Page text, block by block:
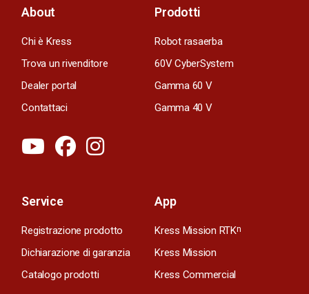
About
Chi è Kress
Trova un rivenditore
Dealer portal
Contattaci
Prodotti
Robot rasaerba
60V CyberSystem
Gamma 60 V
Gamma 40 V
Service
Registrazione prodotto
Dichiarazione di garanzia
Catalogo prodotti
App
Kress Mission RTKn
Kress Mission
Kress Commercial